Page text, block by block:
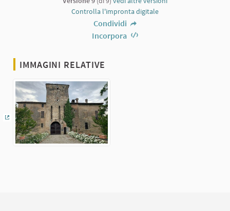
Controlla l'impronta digitale
Condividi
Incorpora
IMMAGINI RELATIVE
(Collegamento esterno)